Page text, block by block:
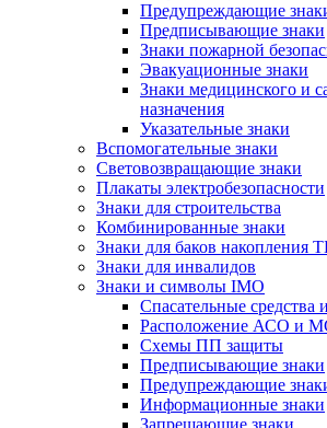
Предупреждающие
Предписывающие знаки
Знаки пожарной
Эвакуационные знаки
Знаки медицинского и
назначения
Указательные знаки
Вспомогательные знаки
Световозвращающие знаки
Плакаты электробезопасности
Знаки для строительства
Комбинированные знаки
Знаки для баков накопления
Знаки для инвалидов
Знаки и символы IMO
Спасательные средства
Расположение АСО и
Схемы ПП защиты
Предписывающие знаки
Предупреждающие
Информационные знаки
Запрещающие знаки